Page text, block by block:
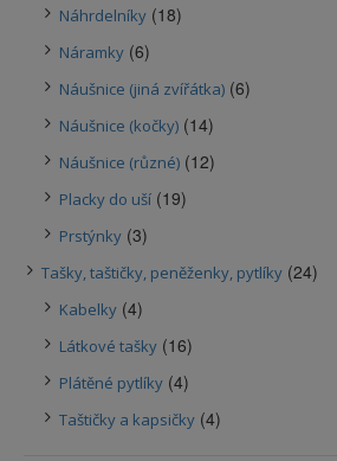
Náhrdelníky (18)
Náramky (6)
Náušnice (jiná zvířátka) (6)
Náušnice (kočky) (14)
Náušnice (různé) (12)
Placky do uší (19)
Prstýnky (3)
Tašky, taštičky, peněženky, pytlíky (24)
Kabelky (4)
Látkové tašky (16)
Plátěné pytlíky (4)
Taštičky a kapsičky (4)